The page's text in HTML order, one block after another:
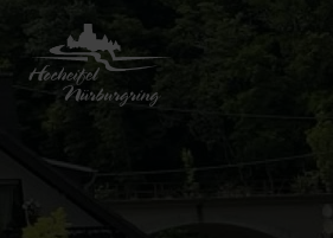
Zurück
zur
Startseite